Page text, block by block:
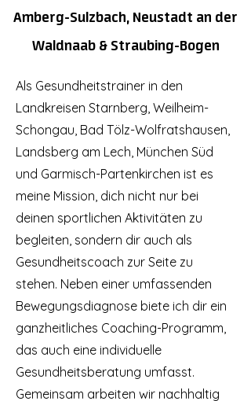
Amberg-Sulzbach, Neustadt an der
Waldnaab & Straubing-Bogen
Als Gesundheitstrainer in den
Landkreisen Starnberg, Weilheim-
Schongau, Bad Tölz-Wolfratshausen,
Landsberg am Lech, München Süd
und Garmisch-Partenkirchen ist es
meine Mission, dich nicht nur bei
deinen sportlichen Aktivitäten zu
begleiten, sondern dir auch als
Gesundheitscoach zur Seite zu
stehen. Neben einer umfassenden
Bewegungsdiagnose biete ich dir ein
ganzheitliches Coaching-Programm,
das auch eine individuelle
Gesundheitsberatung umfasst.
Gemeinsam arbeiten wir nachhaltig